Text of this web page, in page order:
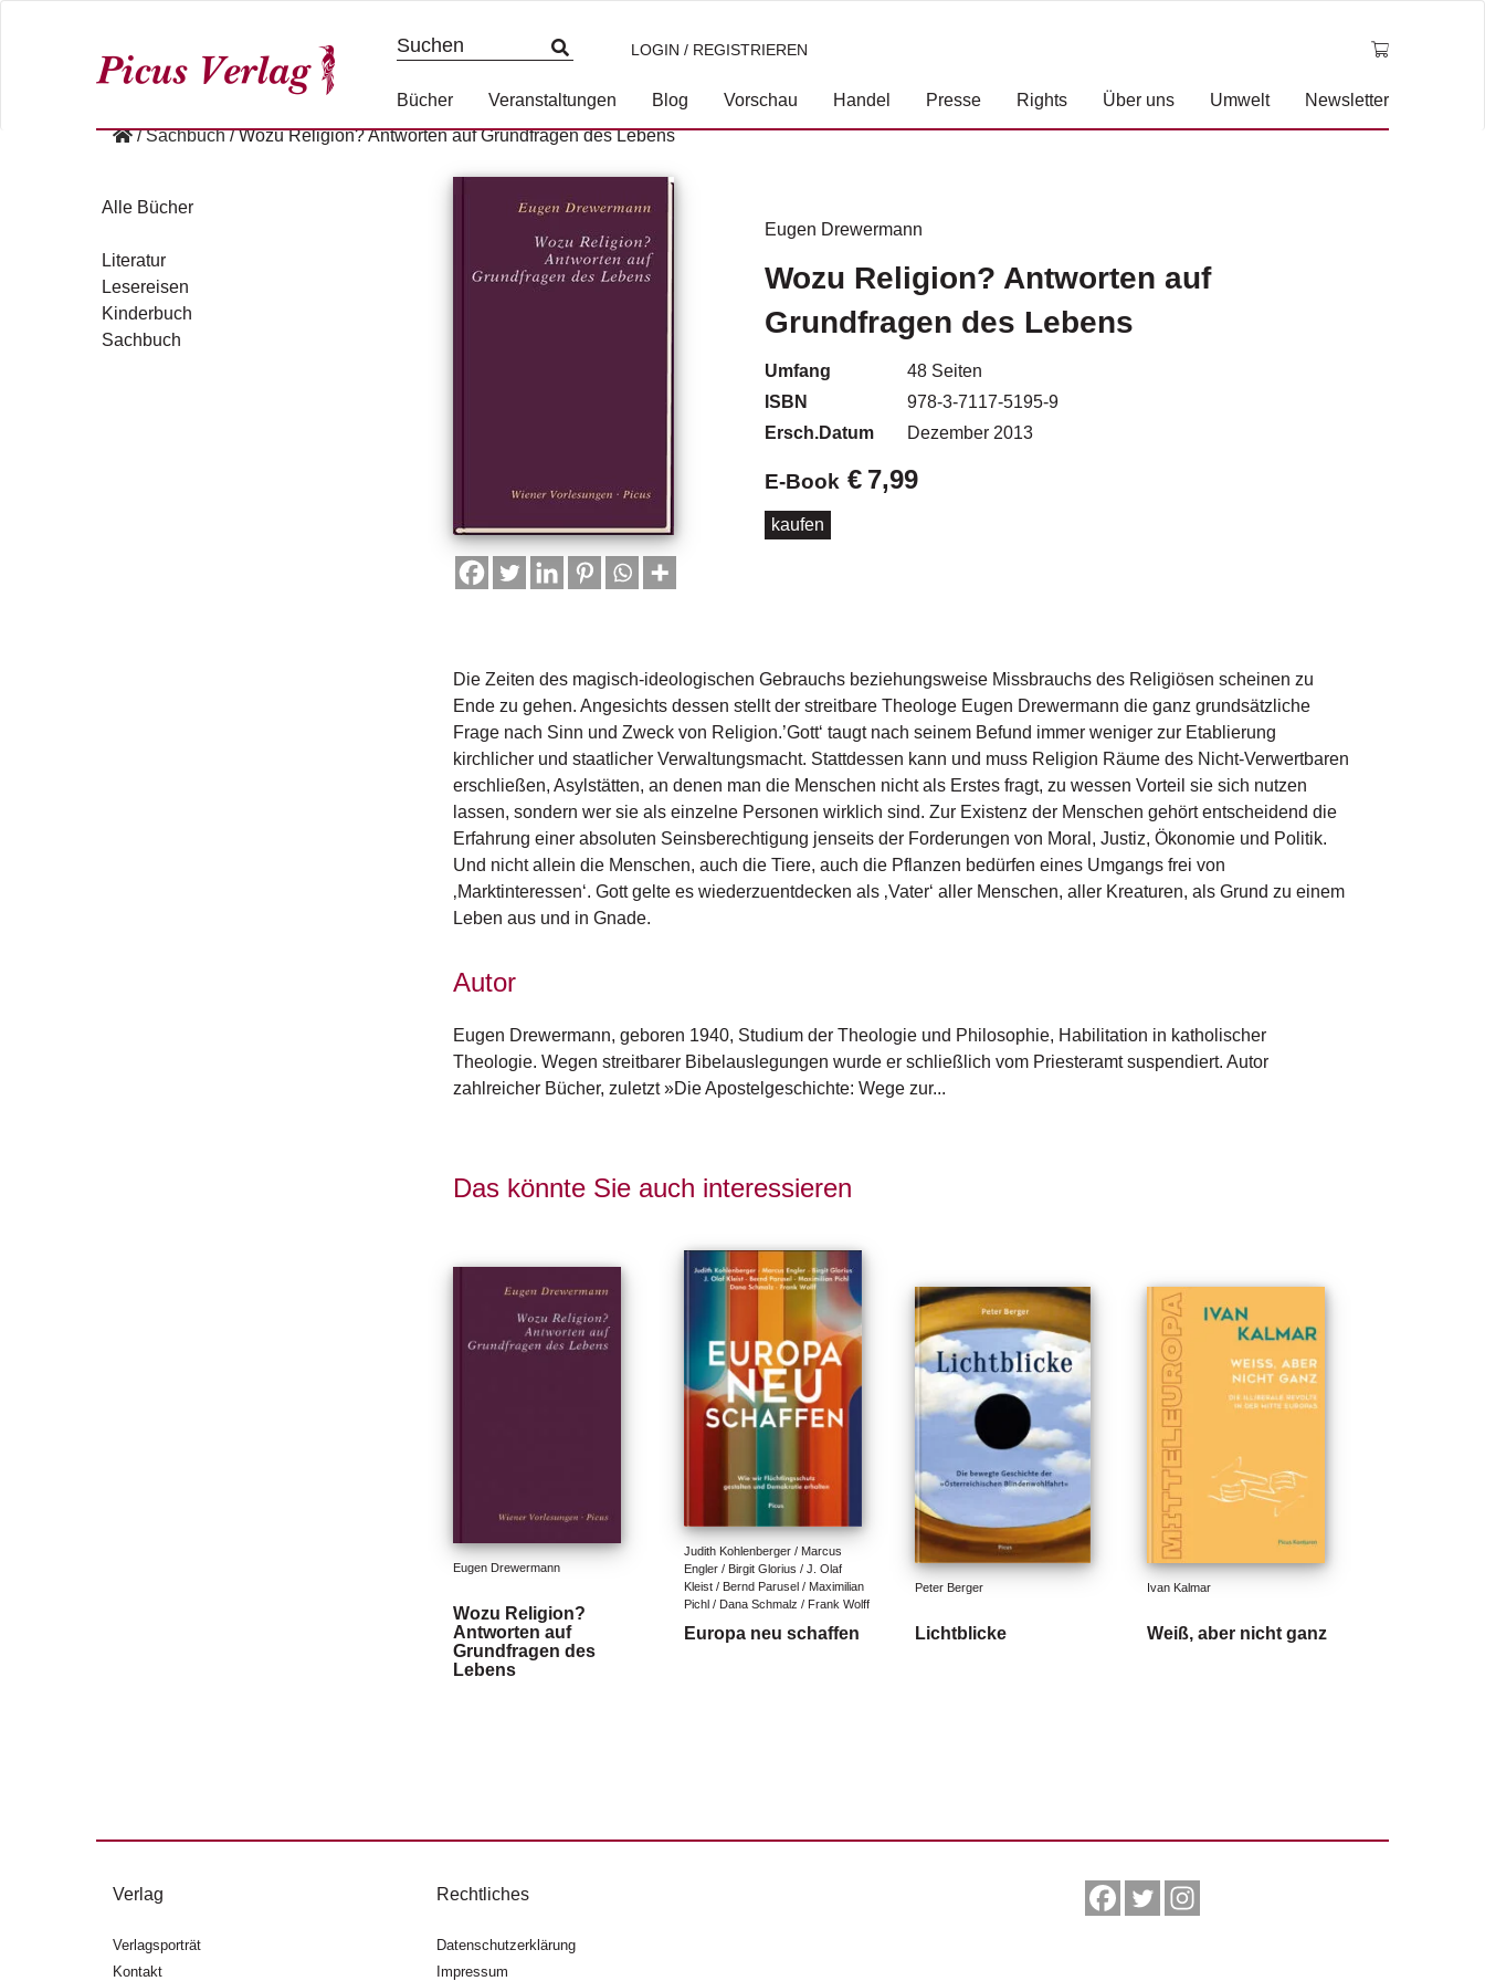
LOGIN / REGISTRIEREN
Bücher Veranstaltungen Blog Vorschau Handel Presse Rights Über uns Umwelt
Newsletter
/ Sachbuch / Wozu Religion? Antworten auf Grundfragen des Lebens
Eugen Drewermann
Wozu Religion? Antworten auf
Grundfragen des Lebens
Umfang 48Seiten
ISBN
978-3-7117-5195-9
Ersch.Datum
Dezember 2013
E-Book € 7,99
kaufen
Die Zeiten des magisch-ideologischen Gebrauchs beziehungsweise Missbrauchs des Religiösen scheinen zu
Ende zu gehen. Angesichts dessen stellt der streitbare Theologe Eugen Drewermann die ganz grundsätzliche
Frage nach Sinn und Zweck von Religion.’Gott‘ taugt nach seinem Befund immer weniger zur Etablierung
kirchlicher und staatlicher Verwaltungsmacht. Stattdessen kann und muss Religion Räume des Nicht-Verwertbaren
erschließen, Asylstätten, an denen man die Menschen nicht als Erstes fragt, zu wessen Vorteil sie sich nutzen
lassen, sondern wer sie als einzelne Personen wirklich sind. Zur Existenz der Menschen gehört entscheidend die
Erfahrung einer absoluten Seinsberechtigung jenseits der Forderungen von Moral, Justiz, Ökonomie und Politik.
Und nicht allein die Menschen, auch die Tiere, auch die Pflanzen bedürfen eines Umgangs frei von
‚Marktinteressen‘. Gott gelte es wiederzuentdecken als ‚Vater‘ aller Menschen, aller Kreaturen, als Grund zu einem
Leben aus und in Gnade.
Autor
Eugen Drewermann, geboren 1940, Studium der Theologie und Philosophie, Habilitation in katholischer
Theologie. Wegen streitbarer Bibelauslegungen wurde er schließlich vom Priesteramt suspendiert. Autor
zahlreicher Bücher, zuletzt »Die Apos­telgeschichte: Wege zur...
Das könnte Sie auch interessieren
Eugen Drewermann
Wozu Religion?
Antworten auf
Grundfragen des
Lebens
Judith Kohlenberger / Marcus
Engler / Birgit Glorius / J. Olaf
Kleist / Bernd Parusel / Maximilian
Pichl / Dana Schmalz / Frank Wolff
Europa neu schaffen
Peter Berger
Lichtblicke
Ivan Kalmar
Weiß, aber nicht ganz
Alle Bücher
Literatur
Lesereisen
Kinderbuch
Sachbuch
Verlag
Verlagsporträt
Kontakt
Rechtliches
Datenschutzerklärung
Impressum